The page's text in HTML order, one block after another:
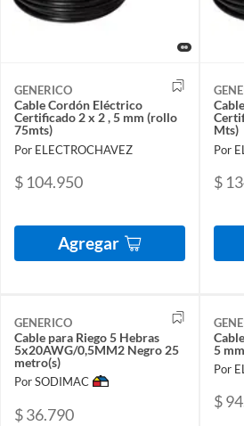
GENERICO
Cable Cordón Eléctrico
Certificado 2 x 2 , 5 mm (rollo
75mts)
Por ELECTROCHAVEZ
$ 104.950
Agregar
Mts)
Por
$
GENERICO
Cable para Riego 5 Hebras
5x20AWG/0,5MM2 Negro 25
metro(s)
Por SODIMAC
$ 36.790
5
Por
$